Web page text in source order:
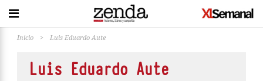
Inicio > Luis Eduardo Aute
Luis Eduardo Aute